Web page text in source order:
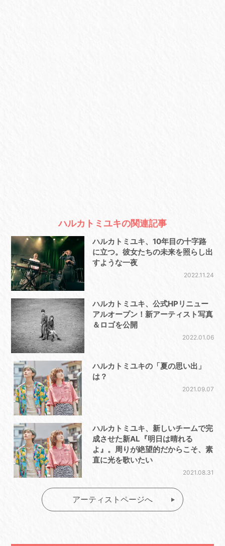
ハルカトミユキの関連記事
ハルカトミユキ、10年目の十字路
に立つ。彼女たちの未来を照らし出
すような一夜
2022.11.24
ハルカトミユキ、公式HPリニュー
アルオープン！新アーティスト写真
＆ロゴを公開
2022.01.06
ハルカトミユキの「夏の思い出」
は？
2021.09.07
ハルカトミユキ、新しいチームで完
成させた新AL『明日は晴れる
よ』。周りが絶望的だからこそ、素
直に光を歌いたい
2021.08.31
アーティストページへ